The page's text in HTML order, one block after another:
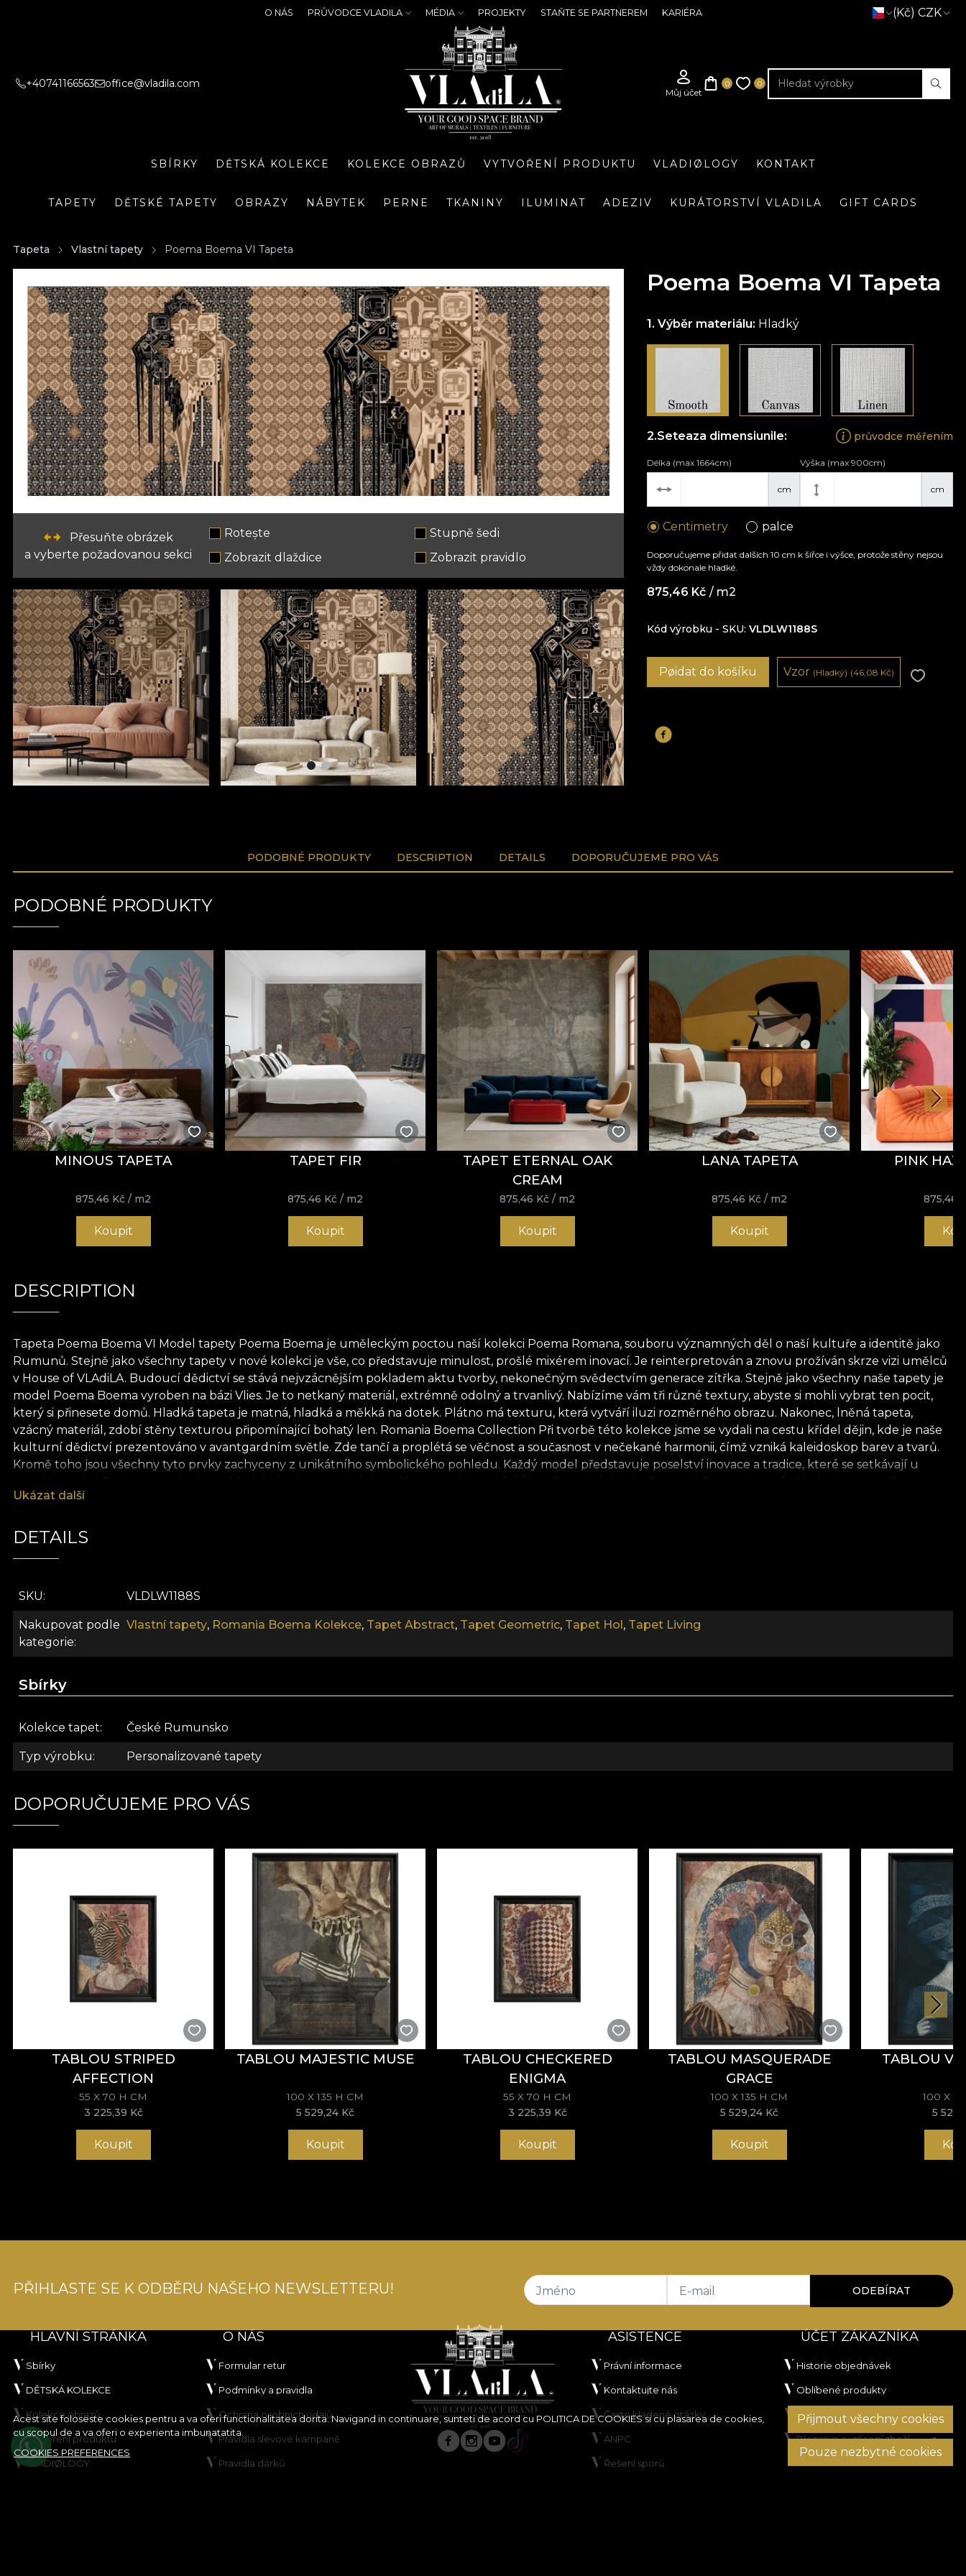
O NÁS PRŮVODCE VLADILA MÉDIA PROJEKTY STAŇTE SE PARTNEREM KARIÉRA (Kč) CZK
+40741166563 office@vladila.com
SBÍRKY DĚTSKÁ KOLEKCE KOLEKCE OBRAZŮ VYTVOŘENÍ PRODUKTU VLADIØLOGY KONTAKT
TAPETY DĚTSKÉ TAPETY OBRAZY NÁBYTEK PERNE TKANINY ILUMINAT ADEZIV KURÁTORSTVÍ VLADILA GIFT CARDS
Tapeta Vlastní tapety Poema Boema VI Tapeta
Přesuňte obrázek
a vyberte požadovanou sekci
Rotește
Stupně šedi
Zobrazit dlaždice
Zobrazit pravidlo
Poema Boema VI Tapeta
Výběr materiálu: Hladký
Seteaza dimensiunile: průvodce měřením
cm
Délka (max 1664cm)
cm
Výška (max 900cm)
Centimetry palce
Doporučujeme přidat dalších 10 cm k šířce i výšce, protože stěny nejsou
vždy dokonale hladké.
875,46 Kč / m2
Kód výrobku - SKU VLDLW1188S
Pøidat do košíku Vzor (Hladký) (46,08 Kč)
PODOBNÉ PRODUKTY DESCRIPTION DETAILS DOPORUČUJEME PRO VÁS
PODOBNÉ PRODUKTY
MINOUS TAPETA
875,46 Kč / m2
Koupit
TAPET FIR
875,46 Kč / m2
Koupit
TAPET ETERNAL OAK
CREAM
875,46 Kč / m2
Koupit
LANA TAPETA
875,46 Kč / m2
Koupit
PINK
875,46
DESCRIPTION
Tapeta Poema Boema VI Model tapety Poema Boema je uměleckým poctou naší kolekci Poema Romana, souboru významných děl o naší kultuře a identitě jako
Rumunů. Stejně jako všechny tapety v nové kolekci je vše, co představuje minulost, prošlé mixérem inovací. Je reinterpretován a znovu prožíván skrze vizi umělců
v House of VLAdiLA. Budoucí dědictví se stává nejvzácnějším pokladem aktu tvorby, nekonečným svědectvím generace zítřka. Stejně jako všechny naše tapety je
model Poema Boema vyroben na bázi Vlies. Je to netkaný materiál, extrémně odolný a trvanlivý. Nabízíme vám tři různé textury, abyste si mohli vybrat ten pocit,
který si přinesete domů. Hladká tapeta je matná, hladká a měkká na dotek. Plátno má texturu, která vytváří iluzi rozměrného obrazu. Nakonec, lněná tapeta,
vzácný materiál, zdobí stěny texturou připomínající bohatý len. Romania Boema Collection Při tvorbě této kolekce jsme se vydali na cestu křídel dějin, kde je naše
kulturní dědictví prezentováno v avantgardním světle. Zde tančí a proplétá se věčnost a současnost v nečekané harmonii, čímž vzniká kaleidoskop barev a tvarů.
Kromě toho jsou všechny tyto prvky zachyceny z unikátního symbolického pohledu. Každý model představuje poselství inovace a tradice, které se setkávají u
Zkroužit je buržoazní, avantgardní a eklektickou notou. Proto každý rol tapety představuje příběh. Příběh dávných dějin, prožívaný neznámým způsobem. Je to,
všechny naše tapety vyrobeny z přírodních, ekologicky šetrných a biologicky rozložitelných materiálů. **House of VLAdiLA doporučuje používat jejich vlastní
Ukázat další
DETAILS
SKU VLDLW1188S
Nakupovat podle
kategorie
Vlastní tapety, Romania Boema Kolekce, Tapet Abstract, Tapet Geometric, Tapet Hol , Tapet Living
Sbírky
Kolekce tapet České Rumunsko
Typ výrobku Personalizované tapety
DOPORUČUJEME PRO VÁS
TABLOU STRIPED
AFFECTION
55 X 70 H CM
3 225,39 Kč
Koupit
TABLOU MAJESTIC MUSE
100 X 135 H CM
5 529,24 Kč
Koupit
TABLOU CHECKERED
ENIGMA
55 X 70 H CM
3 225,39 Kč
Koupit
TABLOU MASQUERADE
GRACE
100 X 135 H CM
5 529,24 Kč
Koupit
TABLOU
100 X
5
Acest site foloseste cookies pentru a va oferi functionalitatea dorita. Navigand in continuare, sunteti de acord cu POLITICA DE COOKIESsi cu plasarea de cookies,
cu scopul de a va oferi o experienta imbunatatita.
COOKIES PREFERENCES
Přijmout všechny cookies
Pouze nezbytné cookies
PŘIHLASTE SE K ODBĚRU NAŠEHO NEWSLETTERU! Jméno E-mail ODEBÍRAT
HLAVNÍ STRÁNKA
Sbírky
DĚTSKÁ KOLEKCE
Kolekce obrazů
Vytvoření produktu
VLADIØLOGY
O NÁS
Formular retur
Podmínky a pravidla
Ochrana osobních údajů
Pravidla slevové kampaně
Pravidla dárků
ASISTENCE
Právní informace
Kontaktujte nás
Často kladené otázky
ANPC
Řešení sporů
ÚČET ZÁKAZNÍKA
Historie objednávek
Oblíbené produkty
Platební metody
Přeprava a vrácení zboží